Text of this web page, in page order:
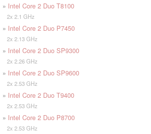
» Intel Core 2 Duo T8100
2x 2.1 GHz
» Intel Core 2 Duo P7450
2x 2.13 GHz
» Intel Core 2 Duo SP9300
2x 2.26 GHz
» Intel Core 2 Duo SP9600
2x 2.53 GHz
» Intel Core 2 Duo T9400
2x 2.53 GHz
» Intel Core 2 Duo P8700
2x 2.53 GHz